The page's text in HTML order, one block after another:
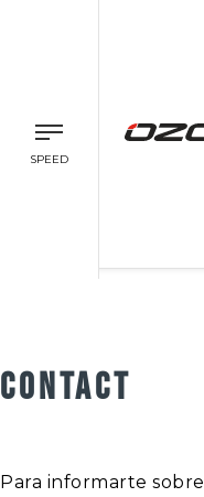
SPEED
CONTACT
Para informarte sobre